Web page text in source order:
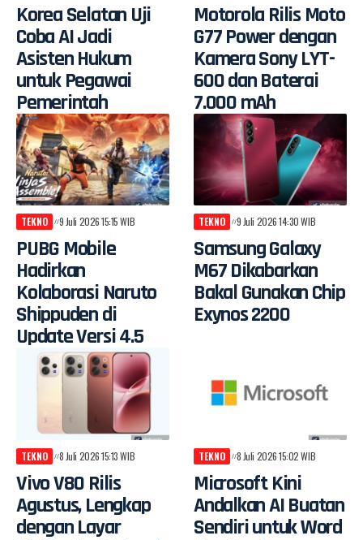
Korea Selatan Uji
Coba AI Jadi
Asisten Hukum
untuk Pegawai
Pemerintah
Motorola Rilis Moto
G77 Power dengan
Kamera Sony LYT-
600 dan Baterai
7.000 mAh
TEKNO 9 Juli 2026 15:15 WIB
PUBG Mobile
Hadirkan
Kolaborasi Naruto
Shippuden di
Update Versi 4.5
TEKNO 9 Juli 2026 14:30 WIB
Samsung Galaxy
M67 Dikabarkan
Bakal Gunakan Chip
Exynos 2200
TEKNO 8 Juli 2026 15:13 WIB
Vivo V80 Rilis
Agustus, Lengkap
dengan Layar
TEKNO 8 Juli 2026 15:02 WIB
Microsoft Kini
Andalkan AI Buatan
Sendiri untuk Word